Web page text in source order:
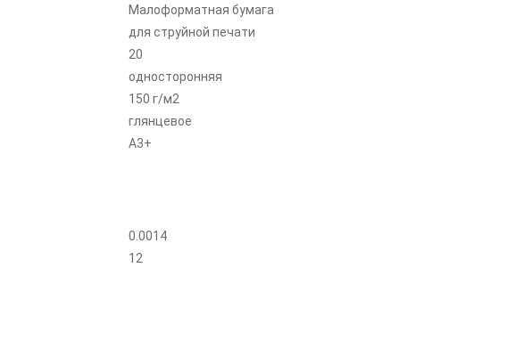
Малоформатная бумага
для струйной печати
20
односторонняя
150 г/м2
глянцевое
A3+
0.0014
12